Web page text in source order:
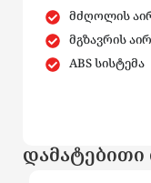
მძღოლის
მგზავრის
ABS სისტემა